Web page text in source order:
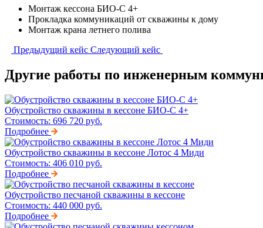
Монтаж кессона БИО-С 4+
Прокладка коммуникаций от скважины к дому
Монтаж крана летнего полива
Предыдущий кейс Следующий кейс
Другие работы по инженерным
Обустройство скважины в кессоне БИО-С 4+
Стоимость: 696 720 руб.
Подробнее
Обустройство скважины в кессоне Лотос 4 Миди
Стоимость: 406 010 руб.
Подробнее
Обустройство песчаной скважины в кессоне
Стоимость: 440 000 руб.
Подробнее